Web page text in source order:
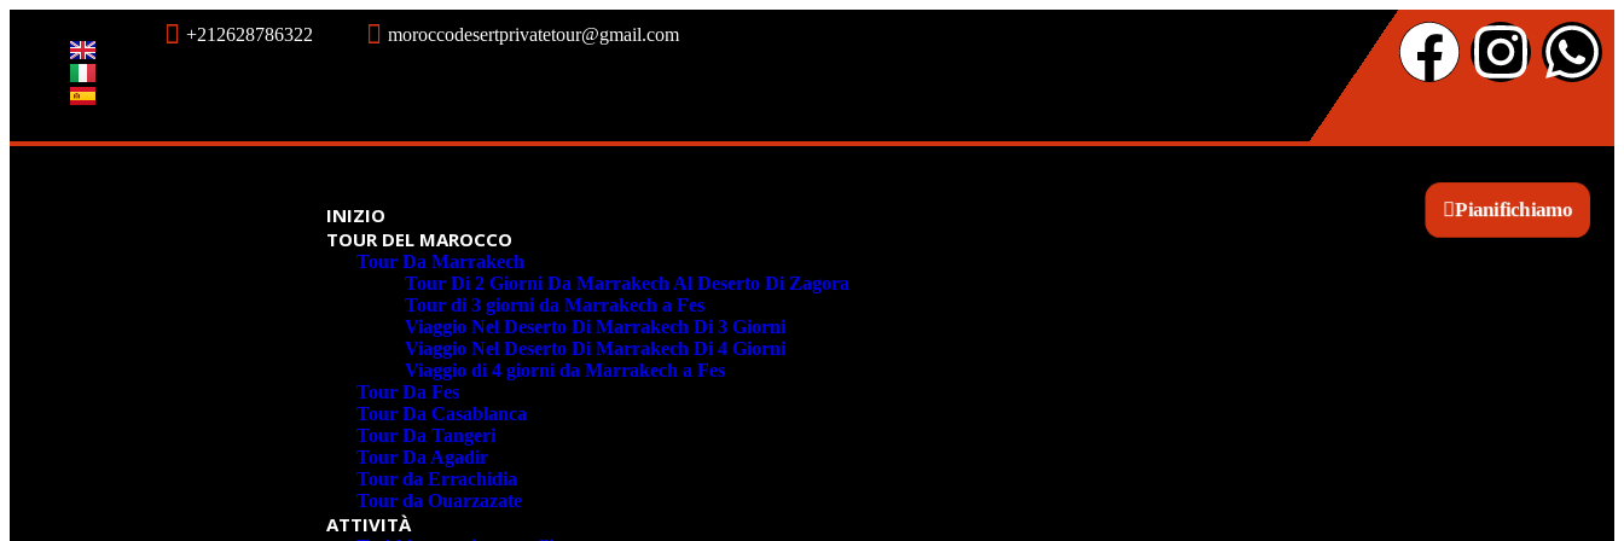
+212628786322 moroccodesertprivatetour@gmail.com
INIZIO
TOUR DEL MAROCCO
Tour Da Marrakech
Tour Di 2 Giorni Da Marrakech Al Deserto Di Zagora
Tour di 3 giorni da Marrakech a Fes
Viaggio Nel Deserto Di Marrakech Di 3 Giorni
Viaggio Nel Deserto Di Marrakech Di 4 Giorni
Viaggio di 4 giorni da Marrakech a Fes
Tour Da Fes
Tour Da Casablanca
Tour Da Tangeri
Tour Da Agadir
Tour da Errachidia
Tour da Ouarzazate
ATTIVITÀ
Pianifichiamo